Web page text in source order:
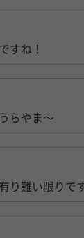
すね！
らやま〜
り難い限りで